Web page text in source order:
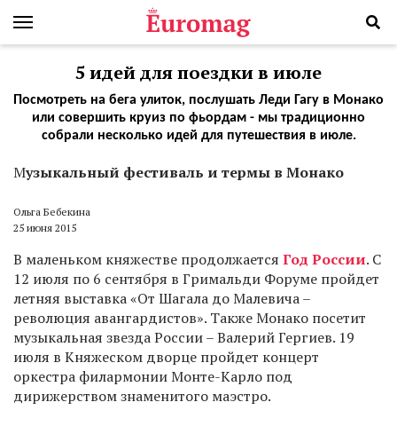
5 идей для поездки в июле
Посмотреть на бега улиток, послушать Леди Гагу в Монако
или совершить круиз по фьордам - мы традиционно
собрали несколько идей для путешествия в июле.
Музыкальный фестиваль и термы в Монако
Ольга Бебекина
25 июня 2015
В маленьком княжестве продолжается Год России. С
12 июля по 6 сентября в Гримальди Форуме пройдет
летняя выставка «От Шагала до Малевича –
революция авангардистов». Также Монако посетит
музыкальная звезда России – Валерий Гергиев. 19
июля в Княжеском дворце пройдет концерт
оркестра филармонии Монте-Карло под
дирижерством знаменитого маэстро.